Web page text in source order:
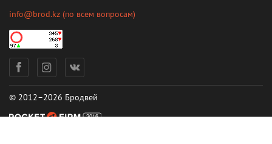
info@brod.kz (по всем вопросам)
© 2012–2026 Бродвей